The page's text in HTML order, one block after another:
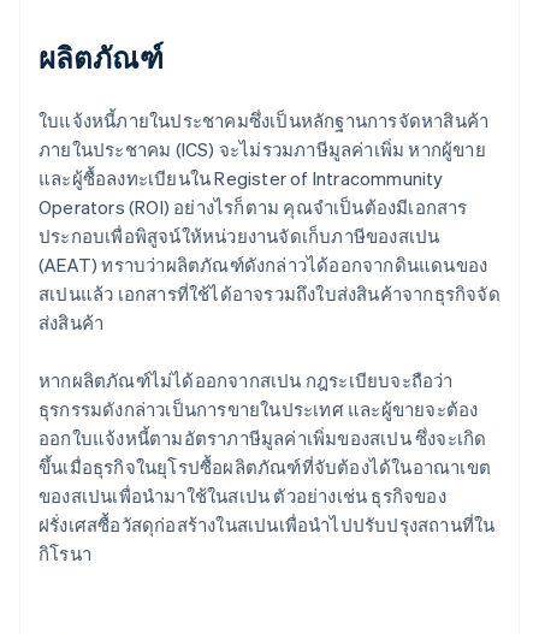
ผลิตภัณฑ์
ใบแจ้งหนี้ภายในประชาคมซึ่งเป็นหลักฐานการจัดหาสินค้า
ภายในประชาคม (ICS) จะไม่รวมภาษีมูลค่าเพิ่ม หากผู้ขาย
และผู้ซื้อลงทะเบียนใน Register of Intracommunity
Operators (ROI) อย่างไรก็ตาม คุณจำเป็นต้องมีเอกสาร
ประกอบเพื่อพิสูจน์ให้หน่วยงานจัดเก็บภาษีของสเปน
(AEAT) ทราบว่าผลิตภัณฑ์ดังกล่าวได้ออกจากดินแดนของ
สเปนแล้ว เอกสารที่ใช้ได้อาจรวมถึงใบส่งสินค้าจากธุรกิจจัด
ส่งสินค้า
หากผลิตภัณฑ์ไม่ได้ออกจากสเปน กฎระเบียบจะถือว่า
ธุรกรรมดังกล่าวเป็นการขายในประเทศ และผู้ขายจะต้อง
ออกใบแจ้งหนี้ตามอัตราภาษีมูลค่าเพิ่มของสเปน ซึ่งจะเกิด
ขึ้นเมื่อธุรกิจในยุโรปซื้อผลิตภัณฑ์ที่จับต้องได้ในอาณาเขต
ของสเปนเพื่อนำมาใช้ในสเปน ตัวอย่างเช่น ธุรกิจของ
ฝรั่งเศสซื้อวัสดุก่อสร้างในสเปนเพื่อนำไปปรับปรุงสถานที่ใน
กิโรนา